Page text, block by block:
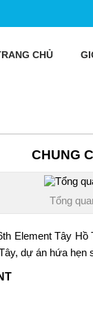
CHỦ
CHUNG
Tổng
Element Tây Hồ
dự án hứa